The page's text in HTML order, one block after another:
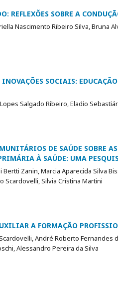
REFLEXÕES SOBRE A
Nascimento Ribeiro Silva, Bruna
INOVAÇÕES SOCIAIS:
Salgado Ribeiro, Eladio
DE SAÚDE SOBRE
À SAÚDE: UMA
Bertti Zanin, Marcia Aparecida Silva
Scardovelli, Silvia Cristina Martini
A FORMAÇÃO
André Roberto Fernandes
Alessandro Pereira da Silva